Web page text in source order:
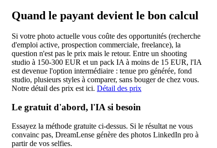
Quand le payant devient le bon calcul
Si votre photo actuelle vous coûte des opportunités (recherche
d'emploi active, prospection commerciale, freelance), la
question n'est pas le prix mais le retour. Entre un shooting
studio à 150-300 EUR et un pack IA à moins de 15 EUR, l'IA
est devenue l'option intermédiaire : tenue pro générée, fond
studio, plusieurs styles à comparer, sans bouger de chez vous.
Notre détail des prix est ici. Détail des prix
Le gratuit d'abord, l'IA si besoin
Essayez la méthode gratuite ci-dessus. Si le résultat ne vous
convainc pas, DreamLense génère des photos LinkedIn pro à
partir de vos selfies.